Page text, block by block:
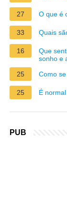
27 O que é
33 Quais
16
Que
sonho e
25
Como
25 É
PUB